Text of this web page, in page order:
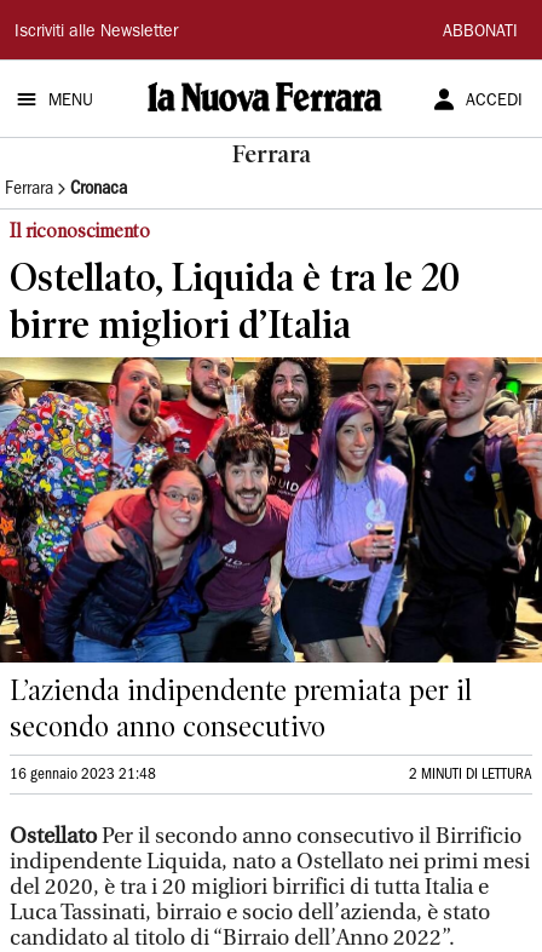
La
Nuova
Ferrara
Iscriviti alle Newsletter ABBONATI
MENU ACCEDI
Ferrara
Ferrara Cronaca
Il riconoscimento
Ostellato, Liquida è tra le 20
birre migliori d’Italia
L’azienda indipendente premiata per il
secondo anno consecutivo
16 gennaio 2023 21:48 2 MINUTI DI LETTURA
OstellatoPer il secondo anno consecutivo il Birrificio
indipendente Liquida, nato a Ostellato nei primi mesi
del 2020, è tra i 20 migliori birrifici di tutta Italia e
Luca Tassinati, birraio e socio dell’azienda, è stato
candidato al titolo di “Birraio dell’Anno 2022”.